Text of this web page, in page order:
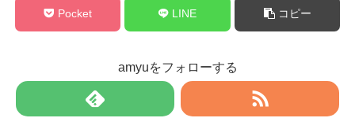
Pocket LINE コピー
amyuをフォローする